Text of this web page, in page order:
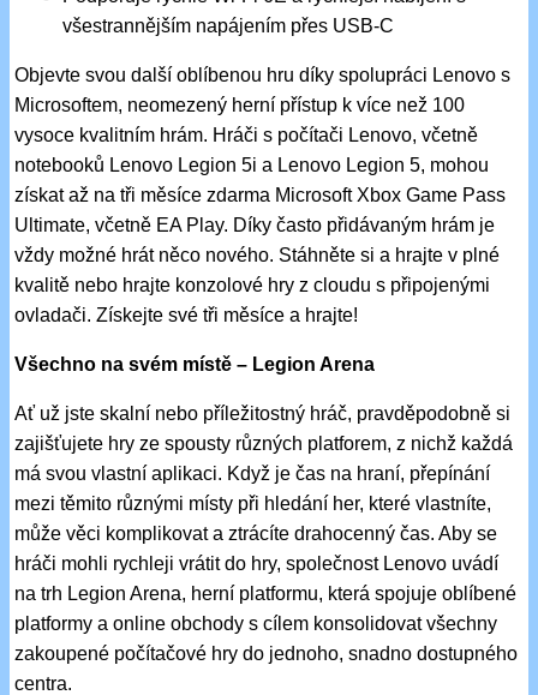
všestrannějším napájením přes USB-C
Objevte svou další oblíbenou hru díky spolupráci Lenovo s
Microsoftem, neomezený herní přístup k více než 100
vysoce kvalitním hrám. Hráči s počítači Lenovo, včetně
notebooků Lenovo Legion 5i a Lenovo Legion 5, mohou
získat až na tři měsíce zdarma Microsoft Xbox Game Pass
Ultimate, včetně EA Play. Díky často přidávaným hrám je
vždy možné hrát něco nového. Stáhněte si a hrajte v plné
kvalitě nebo hrajte konzolové hry z cloudu s připojenými
ovladači. Získejte své tři měsíce a hrajte!
Všechno na svém místě – Legion Arena
Ať už jste skalní nebo příležitostný hráč, pravděpodobně si
zajišťujete hry ze spousty různých platforem, z nichž každá
má svou vlastní aplikaci. Když je čas na hraní, přepínání
mezi těmito různými místy při hledání her, které vlastníte,
může věci komplikovat a ztrácíte drahocenný čas. Aby se
hráči mohli rychleji vrátit do hry, společnost Lenovo uvádí
na trh Legion Arena, herní platformu, která spojuje oblíbené
platformy a online obchody s cílem konsolidovat všechny
zakoupené počítačové hry do jednoho, snadno dostupného
centra.